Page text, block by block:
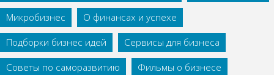
Микробизнес
О финансах и успехе
Подборки бизнес идей
Сервисы для бизнеса
Советы по саморазвитию
Фильмы о бизнесе